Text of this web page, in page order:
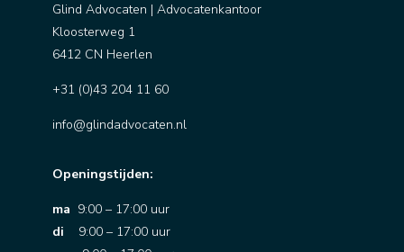
Glind Advocaten | Advocatenkantoor
Kloosterweg 1
6412 CN Heerlen
+31 (0)43 204 11 60
info@glindadvocaten.nl
Openingstijden:
ma 9:00 – 17:00 uur
di 9:00 – 17:00 uur